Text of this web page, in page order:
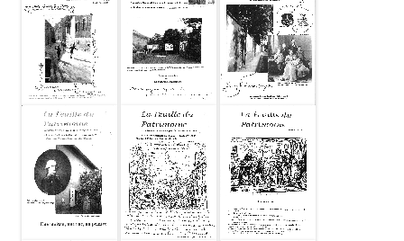
Feuille du
patrimoine
2000-11 N35
Feuille du
patrimoine
2000-05 N34
Feuille du
patrimoine
2000-03 N33
Feuille du
patrimoine
2000-01 N32
Feuille du
patrimoine
1999-11 N31
Feuille du
patrimoine
1999-06 N30